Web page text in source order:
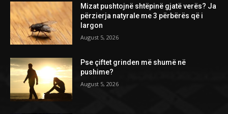
Mizat pushtojnë shtëpinë gjatë verës? Ja
përzierja natyrale me 3 përbërës që i
largon
August 5, 2026
Pse çiftet grinden më shumë në
pushime?
August 5, 2026